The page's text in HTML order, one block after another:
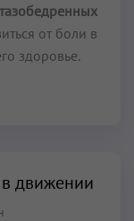
от боли в
здоровье.
движении